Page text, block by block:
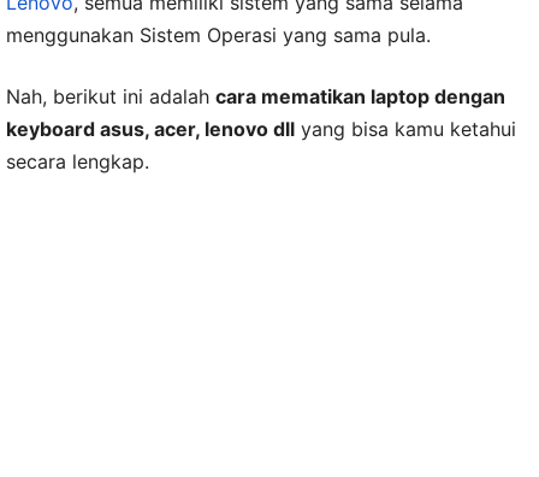
menggunakan Sistem Operasi yang sama pula.
Nah, berikut ini adalah cara mematikan laptop dengan
keyboard asus, acer, lenovo dll yang bisa kamu ketahui
secara lengkap.